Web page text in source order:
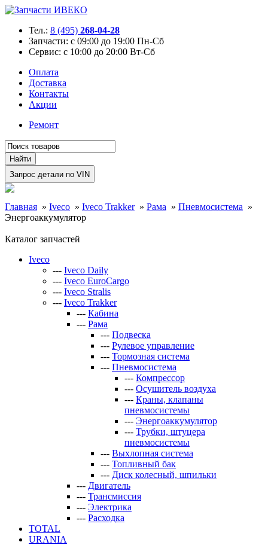
Тел.: 8 (495) 268-04-28
Запчасти: с 09:00 до 19:00 Пн-Сб
Сервис: с 10:00 до 20:00 Вт-Сб
Оплата
Доставка
Контакты
Акции
Ремонт
Главная » Iveco » Iveco Trakker » Рама » Пневмосистема »
Энергоаккумулятор
Каталог запчастей
Iveco
--- Iveco Daily
--- Iveco EuroCargo
--- Iveco Stralis
--- Iveco Trakker
--- Кабина
--- Рама
--- Подвеска
--- Рулевое управление
--- Тормозная система
--- Пневмосистема
--- Компрессор
--- Осушитель воздуха
--- Краны, клапаны
пневмосистемы
--- Энергоаккумулятор
--- Трубки, штуцера
пневмосистемы
--- Выхлопная система
--- Топливный бак
--- Диск колесный, шпильки
--- Двигатель
--- Трансмиссия
--- Электрика
--- Расходка
TOTAL
URANIA